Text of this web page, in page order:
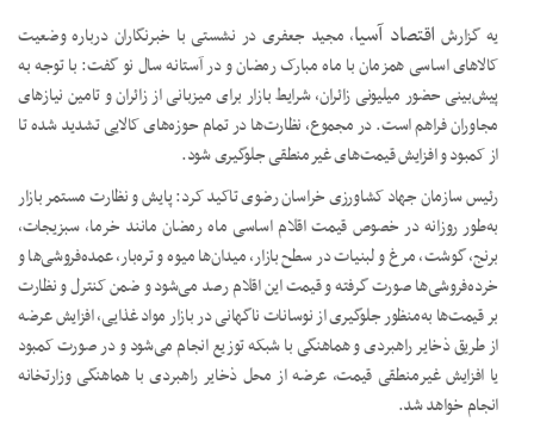
یه گزارش اقتصاد آسیا، مجید جعفری در نشستی با خبرنگاران درباره وضعیت
کالاهای اساسی همزمان با ماه مبارک رمضان و در آستانه سال نو گفت: با توجه به
پیش‌بینی حضور میلیونی زائران، شرایط بازار برای میزبانی از زائران و تامین نیازهای
مجاوران فراهم است. در مجموع، نظارت‌ها در تمام حوزه‌های کالایی تشدید شده تا
از کمبود و افزایش قیمت‌های غیرمنطقی جلوگیری شود.
رئیس سازمان جهاد کشاورزی خراسان رضوی تاکید کرد: پایش و نظارت مستمر بازار
به‌طور روزانه در خصوص قیمت اقلام اساسی ماه رمضان مانند خرما، سبزیجات،
برنج، گوشت، مرغ و لبنیات در سطح بازار، میدان‌ها میوه و تره‌بار، عمده‌فروشی‌ها و
خرده‌فروشی‌ها صورت گرفته و قیمت این اقلام رصد می‌شود و ضمن کنترل و نظارت
بر قیمت‌ها به‌منظور جلوگیری از نوسانات ناگهانی در بازار مواد غذایی، افزایش عرضه
از طریق ذخایر راهبردی و هماهنگی با شبکه توزیع انجام می‌شود و در صورت کمبود
یا افزایش غیرمنطقی قیمت، عرضه از محل ذخایر راهبردی با هماهنگی وزارتخانه
انجام خواهد شد.